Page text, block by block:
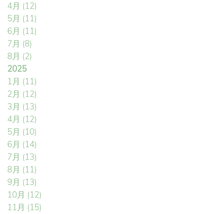
4月 (12)
5月 (11)
6月 (11)
7月 (8)
8月 (2)
2025
1月 (11)
2月 (12)
3月 (13)
4月 (12)
5月 (10)
6月 (14)
7月 (13)
8月 (11)
9月 (13)
10月 (12)
11月 (15)